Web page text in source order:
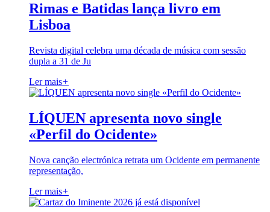
Rimas e Batidas lança livro em
Lisboa
Revista digital celebra uma década de música com sessão
dupla a 31 de Ju
Ler mais+
LÍQUEN apresenta novo single
«Perfil do Ocidente»
Nova canção electrónica retrata um Ocidente em permanente
representação,
Ler mais+